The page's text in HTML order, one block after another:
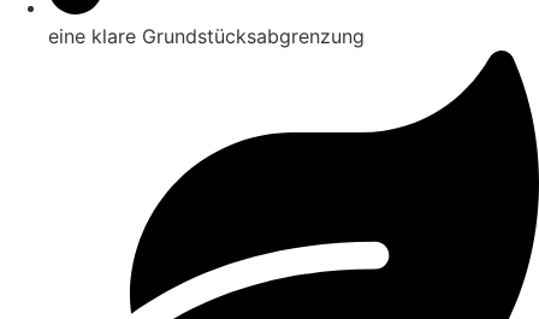
eine klare Grundstücksabgrenzung